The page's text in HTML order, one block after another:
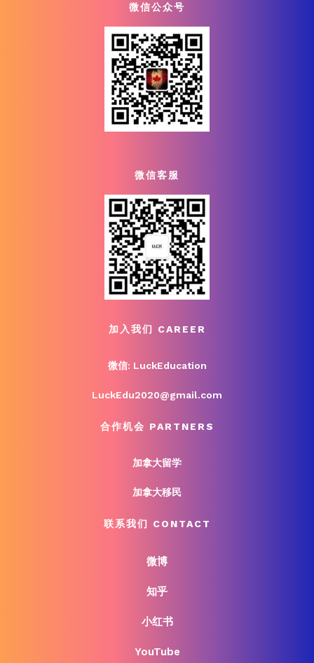
微信公众号
微信客服
加入我们 CAREER
微信: LuckEducation
LuckEdu2020@gmail.com
合作机会 PARTNERS
加拿大留学
加拿大移民
联系我们 CONTACT
微博
知乎
小红书
YouTube